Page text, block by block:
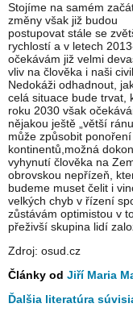
Stojíme na samém
změny však již budou
postupovat stále se
rychlostí a v letech
očekávám již velmi
vliv na člověka i naši
Nedokáži odhadnout,
celá situace bude trvat,
roku 2030 však
nějakou ještě „větší
může způsobit
kontinentů,možná
vyhynutí člověka na
obrovskou nepřízeň,
budeme muset čelit i
velkých chyb v řízení
zůstávám optimistou v
přeživší skupina lidí
Zdroj: osud.cz
Články od Jiří Maria
Ďalšia literatúra